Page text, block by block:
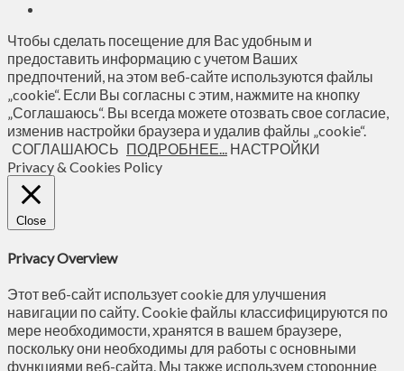
Чтобы сделать посещение для Вас удобным и
предоставить информацию с учетом Ваших
предпочтений, на этом веб-сайте используются файлы
„cookie“. Если Вы согласны с этим, нажмите на кнопку
„Соглашаюсь“. Вы всегда можете отозвать свое согласие,
изменив настройки браузера и удалив файлы „cookie“.
СОГЛАШАЮСЬ ПОДРОБНЕЕ...
НАСТРОЙКИ
Privacy & Cookies Policy
Close
Privacy Overview
Этот веб-сайт использует cookie для улучшения
навигации по сайту. Сookie файлы классифицируются по
мере необходимости, хранятся в вашем браузере,
поскольку они необходимы для работы с основными
функциями веб-сайта. Мы также используем сторонние